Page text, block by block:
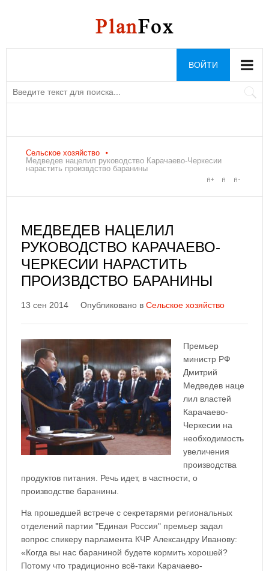
ВОЙТИ
Сельское хозяйство
Медведев нацелил руководство Карачаево-Черкесии
нарастить произвдство баранины
МЕДВЕДЕВ НАЦЕЛИЛ
РУКОВОДСТВО КАРАЧАЕВО-
ЧЕРКЕСИИ НАРАСТИТЬ
ПРОИЗВДСТВО БАРАНИНЫ
13 сен 2014 Опубликовано в Сельское хозяйство
Премьер
министр РФ
Дмитрий
Медведев наце
лил властей
Карачаево-
Черкесии на
необходимость
увеличения
производства
продуктов питания. Речь идет, в частности, о
производстве баранины.
На прошедшей встрече с секретарями региональных
отделений партии "Единая Россия" премьер задал
вопрос спикеру парламента КЧР Александру Иванову:
«Когда вы нас бараниной будете кормить хорошей?
Потому что традиционно всё-таки Карачаево-